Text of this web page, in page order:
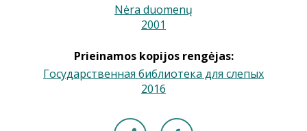
Nėra duomenų
|
2001
Prieinamos kopijos rengėjas:
Государственная библиотека для слепых
|
2016